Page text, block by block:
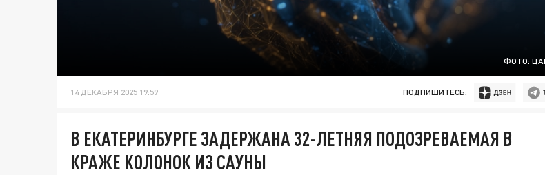
ФОТО:
14 ДЕКАБРЯ 2025 19:59 ПОДПИШИТЕСЬ:
В ЕКАТЕРИНБУРГЕ ЗАДЕРЖАНА 32-ЛЕТНЯЯ ПОДОЗРЕВАЕМАЯ В
КРАЖЕ КОЛОНОК ИЗ САУНЫ